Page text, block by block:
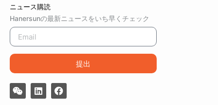
ニュース購読
Hanersunの最新ニュースをいち早くチェック
提出